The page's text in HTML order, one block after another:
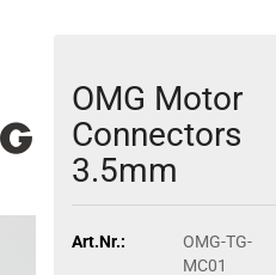
OMG Motor
Connectors
3.5mm
Art.Nr.:
OMG-TG-
MC01